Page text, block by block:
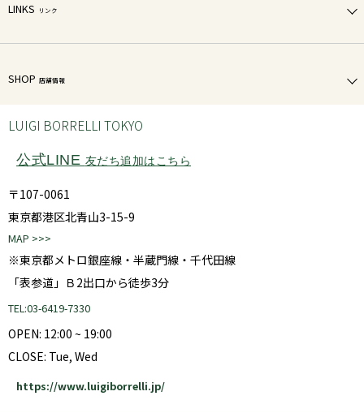
LINKS リンク
SHOP 店舗情報
LUIGI BORRELLI TOKYO
公式LINE 友だち追加はこちら
〒107-0061
東京都港区北青山3-15-9
MAP >>>
※東京都メトロ銀座線・半蔵門線・千代田線
「表参道」Ｂ2出口から徒歩3分
TEL:03-6419-7330
OPEN: 12:00 ~ 19:00
CLOSE: Tue, Wed
https://www.luigiborrelli.jp/